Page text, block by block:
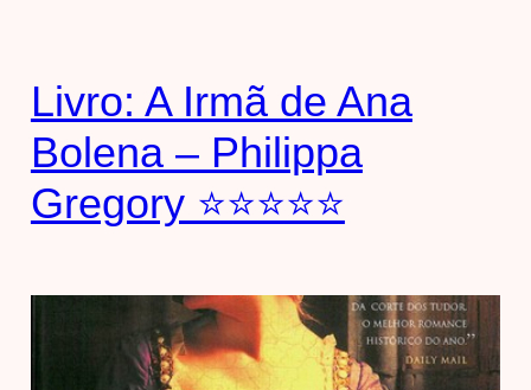
Livro: A Irmã de Ana
Bolena – Philippa
Gregory ⭐⭐⭐⭐⭐